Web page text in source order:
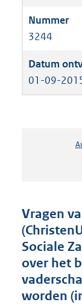
3244
01-09-
Vragen
Sociale
over het
worden